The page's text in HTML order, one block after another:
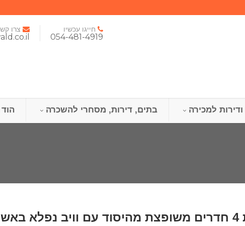
חייגו עכשיו
054-481-4919
צרו
בתים, דירות, מסחרי להשכרה למכירה
דירת 4 חדרים משופצת מהיסוד עם וויב נפלא